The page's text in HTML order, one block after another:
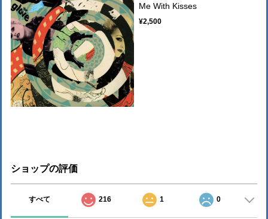
Me With Kisses
¥2,500
ショップの評価
すべて 216 1 0